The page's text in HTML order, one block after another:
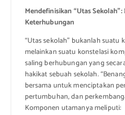
Mendefinisikan “Utas
Keterhubungan
“Utas sekolah” bukanlah
melainkan suatu konstelasi
saling berhubungan yang
hakikat sebuah sekolah.
bersama untuk menciptakan
pertumbuhan, dan
Komponen utamanya meliputi: